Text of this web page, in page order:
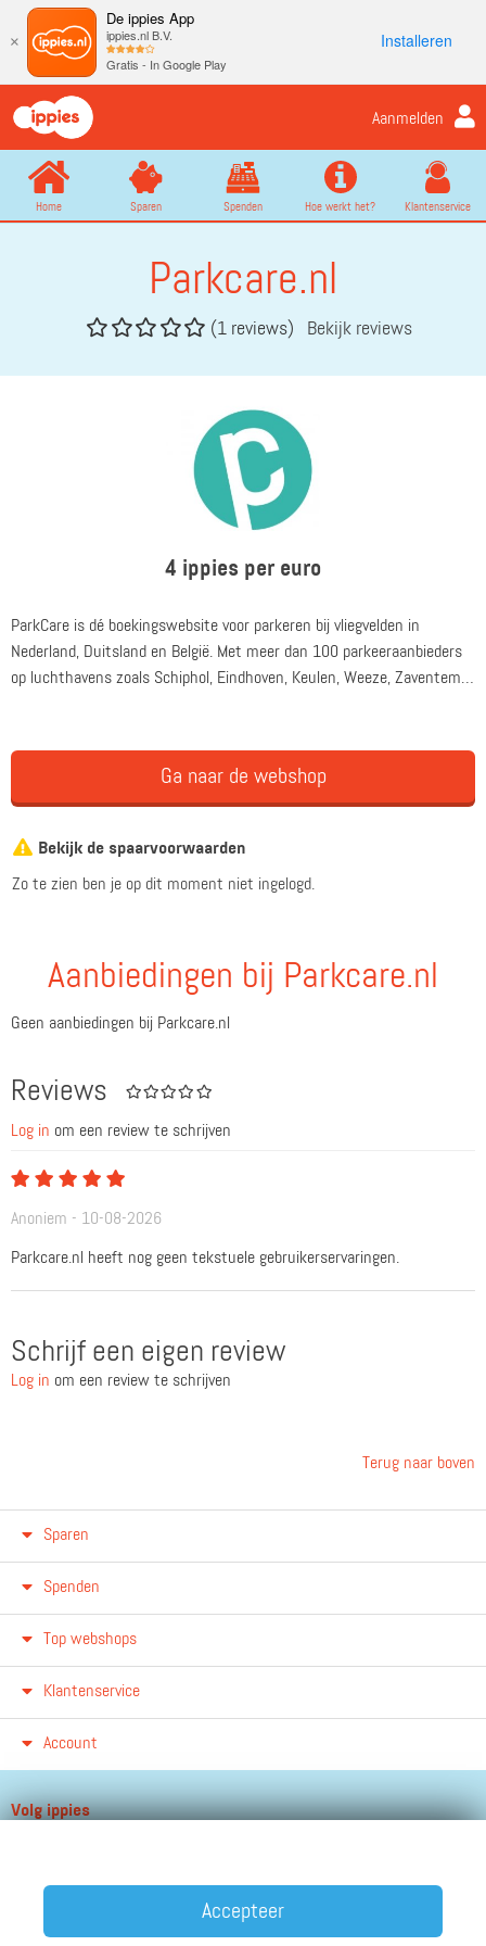
×
De ippies App
ippies.nl B.V.
Gratis - In Google Play
Installeren
Aanmelden
Home Sparen Spenden Hoe werkt het? Klantenservice
Parkcare.nl
(1 reviews) Bekijk reviews
4 ippies per euro
ParkCare is dé boekingswebsite voor parkeren bij vliegvelden in
Nederland, Duitsland en België. Met meer dan 100 parkeeraanbieders
op luchthavens zoals Schiphol, Eindhoven, Keulen, Weeze, Zaventem,
vliegvelden.
Ga naar de webshop
Bekijk de spaarvoorwaarden
Zo te zien ben je op dit moment niet ingelogd.
Aanbiedingen bij Parkcare.nl
Geen aanbiedingen bij Parkcare.nl
Reviews
Log in om een review te schrijven
Anoniem - 10-08-2026
Parkcare.nl heeft nog geen tekstuele gebruikerservaringen.
Schrijf een eigen review
Log in om een review te schrijven
Terug naar boven
Sparen
Spenden
Top webshops
Klantenservice
Account
Volg ippies
Accepteer